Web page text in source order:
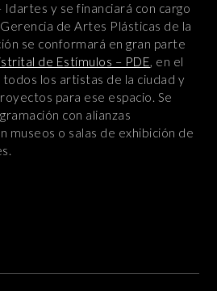
y se financiará con cargo
de Artes Plásticas de la
se conformará en gran parte
de Estímulos – PDE, en el
los artistas de la ciudad y
para ese espacio. Se
con alianzas
museos o salas de exhibición de